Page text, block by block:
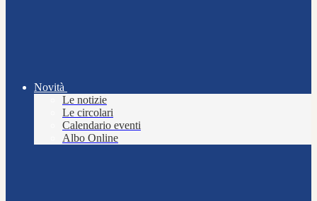
Novità
Le notizie
Le circolari
Calendario eventi
Albo Online